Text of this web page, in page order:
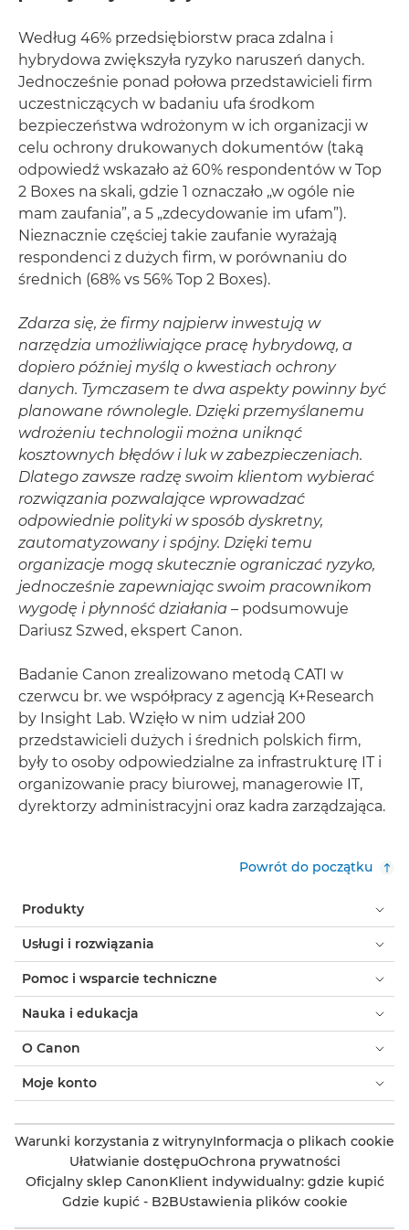
Według 46% przedsiębiorstw praca zdalna i
hybrydowa zwiększyła ryzyko naruszeń danych.
Jednocześnie ponad połowa przedstawicieli firm
uczestniczących w badaniu ufa środkom
bezpieczeństwa wdrożonym w ich organizacji w
celu ochrony drukowanych dokumentów (taką
odpowiedź wskazało aż 60% respondentów w Top
2 Boxes na skali, gdzie 1 oznaczało „w ogóle nie
mam zaufania”, a 5 „zdecydowanie im ufam”).
Nieznacznie częściej takie zaufanie wyrażają
respondenci z dużych firm, w porównaniu do
średnich (68% vs 56% Top 2 Boxes).
Zdarza się, że firmy najpierw inwestują w
narzędzia umożliwiające pracę hybrydową, a
dopiero później myślą o kwestiach ochrony
danych. Tymczasem te dwa aspekty powinny być
planowane równolegle. Dzięki przemyślanemu
wdrożeniu technologii można uniknąć
kosztownych błędów i luk w zabezpieczeniach.
Dlatego zawsze radzę swoim klientom wybierać
rozwiązania pozwalające wprowadzać
odpowiednie polityki w sposób dyskretny,
zautomatyzowany i spójny. Dzięki temu
organizacje mogą skutecznie ograniczać ryzyko,
jednocześnie zapewniając swoim pracownikom
wygodę i płynność działania – podsumowuje
Dariusz Szwed, ekspert Canon.
Badanie Canon zrealizowano metodą CATI w
czerwcu br. we współpracy z agencją K+Research
by Insight Lab. Wzięło w nim udział 200
przedstawicieli dużych i średnich polskich firm,
były to osoby odpowiedzialne za infrastrukturę IT i
organizowanie pracy biurowej, managerowie IT,
dyrektorzy administracyjni oraz kadra zarządzająca.
Powrót do początku
Produkty
Usługi i rozwiązania
Pomoc i wsparcie techniczne
Nauka i edukacja
O Canon
Moje konto
Warunki korzystania z witrynyInformacja o plikach cookie
Ułatwianie dostępuOchrona prywatności
Oficjalny sklep CanonKlient indywidualny: gdzie kupić
Gdzie kupić - B2BUstawienia plików cookie